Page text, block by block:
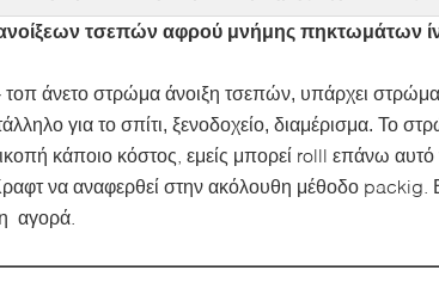
τσεπών αφρού μνήμης πηκτωμάτων
τοπ άνετο στρώμα άνοιξη τσεπών, υπάρχει
για το σπίτι, ξενοδοχείο, διαμέρισμα. Το
κάποιο κόστος, εμείς μπορεί rolll επάνω
να αναφερθεί στην ακόλουθη μέθοδο packig.
αγορά.